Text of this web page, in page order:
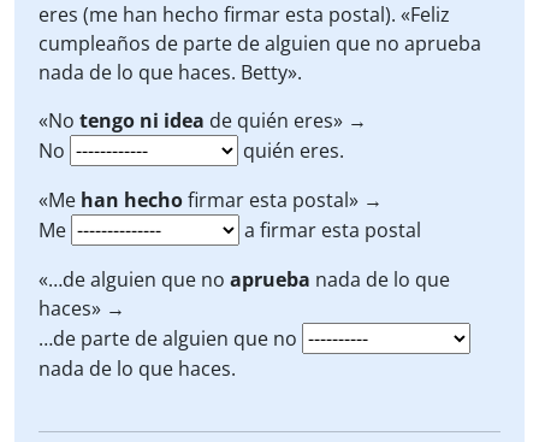
eres (me han hecho firmar esta postal). «Feliz
cumpleaños de parte de alguien que no aprueba
nada de lo que haces. Betty».
«No tengo ni idea de quién eres» →
No
quién eres.
«Me han hechofirmar esta postal» →
Me
a firmar esta postal
«…de alguien que no aprueba nada de lo que
haces» →
…de parte de alguien que no
nada de lo que haces.